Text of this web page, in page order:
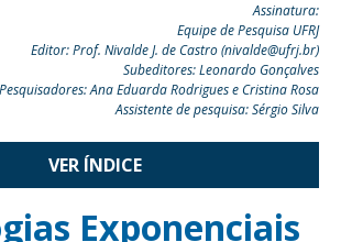
Assinatura:
Equipe de Pesquisa UFRJ
Editor: Prof. Nivalde J. de Castro (nivalde@ufrj.br)
Subeditores: Leonardo Gonçalves
Pesquisadores: Ana Eduarda Rodrigues e Cristina Rosa
Assistente de pesquisa: Sérgio Silva
VER ÍNDICE
Exponenciais